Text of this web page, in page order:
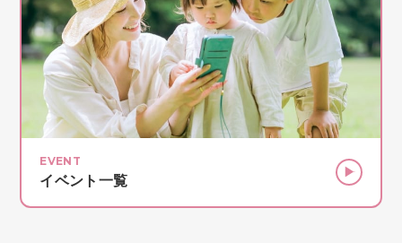
EVENT
イベント一覧